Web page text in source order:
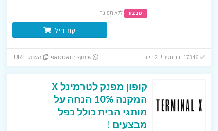
מבצע ללא תפוגה
קח דיל
17346 כבר חסכו! 2 היום שיתוף בוואטסאפ העתק URL
קופון מפנק לטרמינל X
המקנה 10% הנחה על
מותגי הבית כולל כפל
מבצעים !